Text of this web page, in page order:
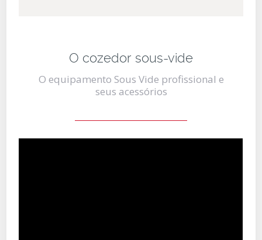
O cozedor sous-vide
O equipamento Sous Vide profissional e
seus acessórios